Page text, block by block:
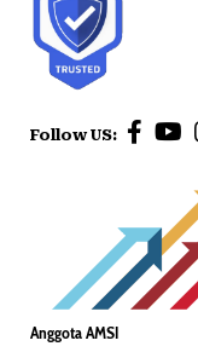
Follow US:
Anggota AMSI